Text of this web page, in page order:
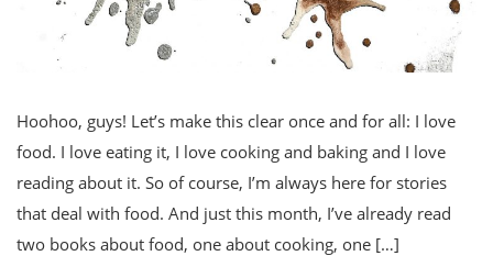
Hoohoo, guys! Let’s make this clear once and for all: I love
food. I love eating it, I love cooking and baking and I love
reading about it. So of course, I’m always here for stories
that deal with food. And just this month, I’ve already read
two books about food, one about cooking, one […]